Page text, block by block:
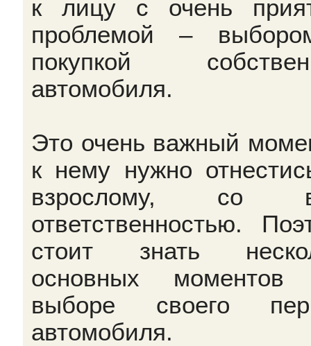
к лицу с очень
проблемой –
покупкой
автомобиля.
Это очень важный
к нему нужно
взрослому, со
ответственностью.
стоит знать
основных моментов
выборе своего
автомобиля.